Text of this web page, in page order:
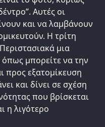
Αυτές οι
και να λαμβάνουν
Η τρίτη
μια
μπορείτε να την
προς εξατομίκευση
και δίνει σε σχέση
που βρίσκεται
η λιγότερο